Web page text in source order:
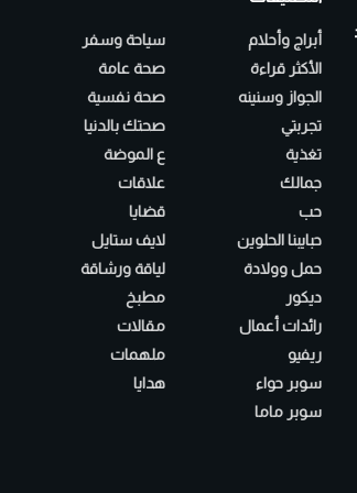
أبراج وأحلام
الأكثر قراءة
الجواز وسنينه
تجربتي
تغذية
جمالك
حب
حبايبنا الحلوين
حمل وولادة
ديكور
رائدات أعمال
ريفيو
سوبر حواء
سوبر ماما
سياحة وسفر
صحة عامة
صحة نفسية
صحتك بالدنيا
ع الموضة
علاقات
قضايا
لايف ستايل
لياقة ورشاقة
مطبخ
مقالات
ملهمات
هدايا